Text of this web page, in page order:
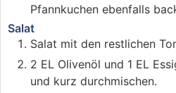
Pfannkuchen ebenfalls
Salat
Salat mit den restlichen
2 EL Olivenöl und 1 EL
und kurz durchmischen.